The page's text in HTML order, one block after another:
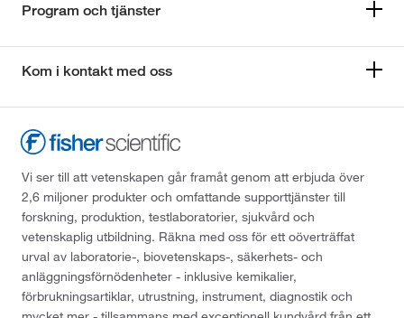
Program och tjänster
Kom i kontakt med oss
Vi ser till att vetenskapen går framåt genom att erbjuda över
2,6 miljoner produkter och omfattande supporttjänster till
forskning, produktion, testlaboratorier, sjukvård och
vetenskaplig utbildning. Räkna med oss för ett oöverträffat
urval av laboratorie-, biovetenskaps-, säkerhets- och
anläggningsförnödenheter - inklusive kemikalier,
förbrukningsartiklar, utrustning, instrument, diagnostik och